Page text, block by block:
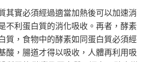
其實必須經過適當加熱後可以加速消
不利蛋白質的消化吸收。再者，酵素
質，食物中的酵素如同蛋白質必須經
酸，腸道才得以吸收，人體再利用吸